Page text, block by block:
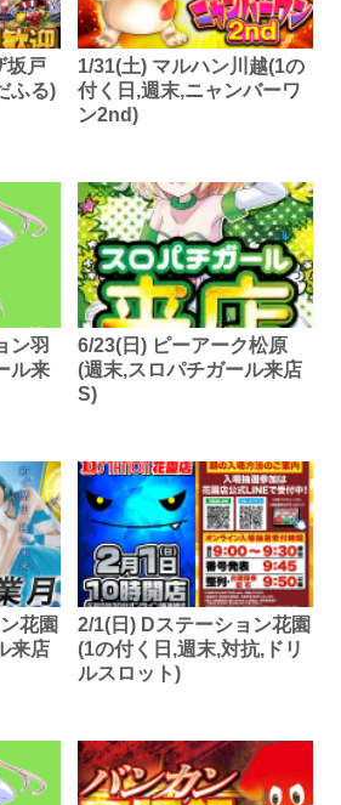
坂戸
ふる)
1/31(土) マルハン川越(1の
付く日,週末,ニャンバーワ
ン2nd)
ン羽
ル来
6/23(日) ピーアーク松原
(週末,スロパチガール来店
S)
花園
来店
2/1(日) Dステーション花園
(1の付く日,週末,対抗,ドリ
ルスロット)